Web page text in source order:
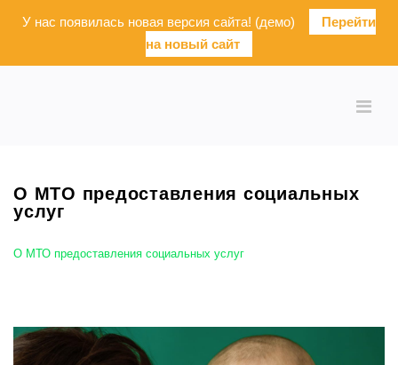
У нас появилась новая версия сайта! (демо)
Перейти
на новый сайт
О МТО предоставления социальных
услуг
О МТО предоставления социальных услуг